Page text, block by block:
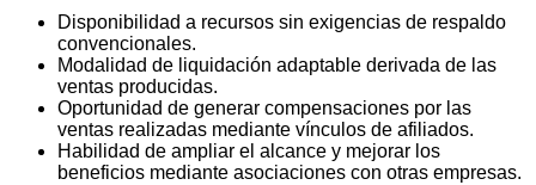
Disponibilidad a recursos sin exigencias de respaldo
convencionales.
Modalidad de liquidación adaptable derivada de las
ventas producidas.
Oportunidad de generar compensaciones por las
ventas realizadas mediante vínculos de afiliados.
Habilidad de ampliar el alcance y mejorar los
beneficios mediante asociaciones con otras empresas.